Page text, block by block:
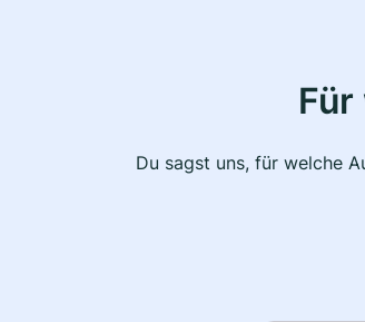
Du sagst uns, für welche